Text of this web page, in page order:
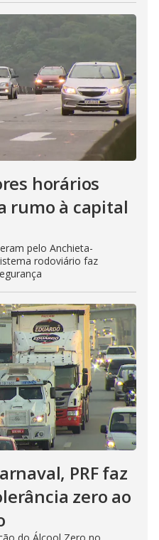
horários
rumo à capital
pelo Anchieta-
rodoviário faz
PRF faz
zero ao